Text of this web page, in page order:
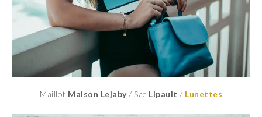
Maillot Maison Lejaby/ Sac Lipault / Lunettes